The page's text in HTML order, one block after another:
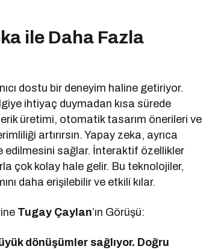
ile Daha Fazla
dostu bir deneyim haline getiriyor.
ihtiyaç duymadan kısa sürede
üretimi, otomatik tasarım önerileri ve
artırırsın. Yapay zeka, ayrıca
edilmesini sağlar. İnteraktif özellikler
çok kolay hale gelir. Bu teknolojiler,
daha erişilebilir ve etkili kılar.
Tugay Çaylan’ın Görüşü:
dönüşümler sağlıyor. Doğru